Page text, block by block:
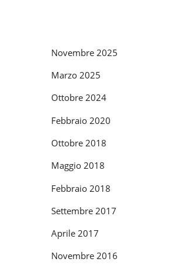
Novembre 2025
Marzo 2025
Ottobre 2024
Febbraio 2020
Ottobre 2018
Maggio 2018
Febbraio 2018
Settembre 2017
Aprile 2017
Novembre 2016